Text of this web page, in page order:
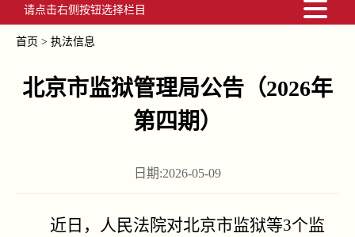
请点击右侧按钮选择栏目
首页 > 执法信息
北京市监狱管理局公告（2026年
第四期）
日期:2026-05-09
近日，人民法院对北京市监狱等3个监